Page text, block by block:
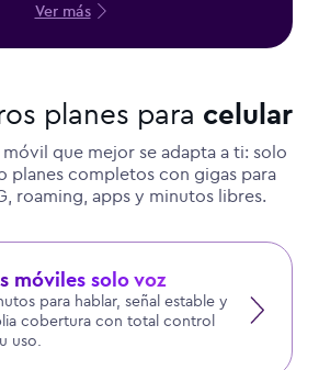
Ver más
planes para celular
que mejor se adapta a ti: solo
planes completos con gigas para
roaming, apps y minutos libres.
móviles solo voz
para hablar, señal estable y
cobertura con total control
uso.